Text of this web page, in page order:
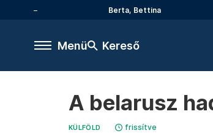
Berta, Bettina
Menü Kereső
A belarusz
KÜLFÖLD frissítve